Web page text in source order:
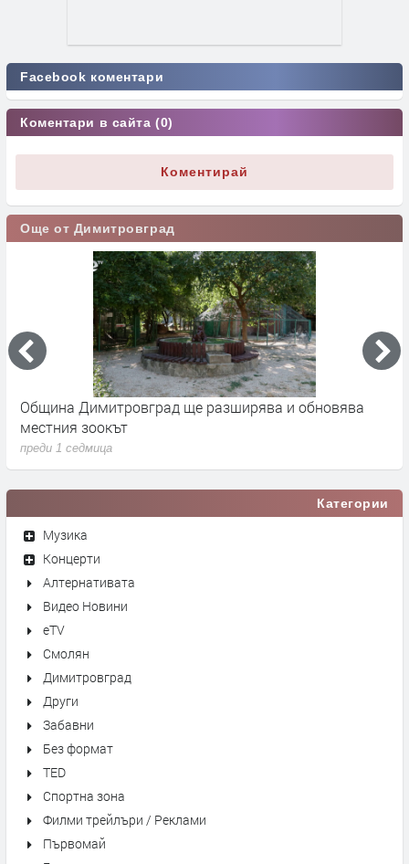
Facebook коментари
Коментари в сайта (0)
Коментирай
Още от Димитровград
Община Димитровград ще разширява и обновява
местния зоокът
преди 1 седмица
Категории
Музика
Концерти
Алтернативата
Видео Новини
eTV
Смолян
Димитровград
Други
Забавни
Без формат
TED
Спортна зона
Филми трейлъри / Реклами
Първомай